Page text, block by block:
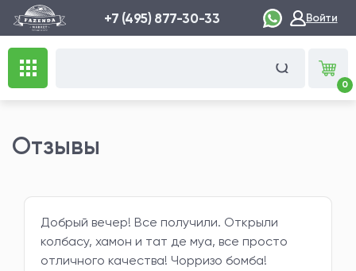
+7 (495) 877-30-33 Войти
0
Отзывы
Добрый вечер! Все получили. Открыли
колбасу, хамон и тат де муа, все просто
отличного качества! Чорризо бомба!